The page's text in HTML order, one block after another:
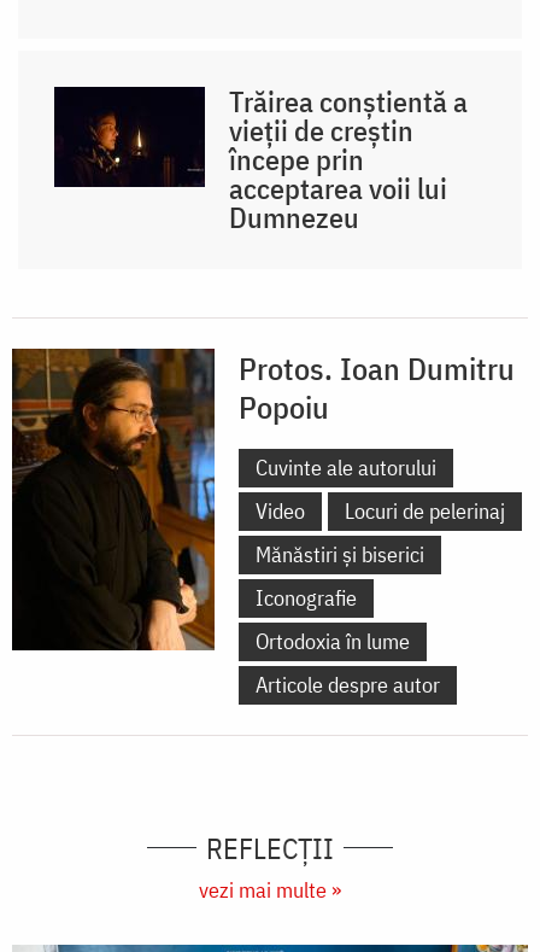
Trăirea conștientă a
vieții de creștin
începe prin
acceptarea voii lui
Dumnezeu
Protos. Ioan Dumitru
Popoiu
Cuvinte ale autorului
Video
Locuri de pelerinaj
Mănăstiri și biserici
Iconografie
Ortodoxia în lume
Articole despre autor
REFLECȚII
vezi mai multe »